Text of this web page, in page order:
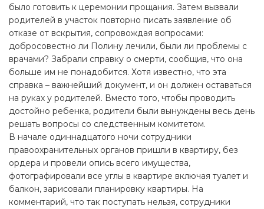
было готовить к церемонии прощания. Затем вызвали
родителей в участок повторно писать заявление об
отказе от вскрытия, сопровождая вопросами:
добросовестно ли Полину лечили, были ли проблемы с
врачами? Забрали справку о смерти, сообщив, что она
больше им не понадобится. Хотя известно, что эта
справка – важнейший документ, и он должен оставаться
на руках у родителей. Вместо того, чтобы проводить
достойно ребенка, родители были вынуждены весь день
решать вопросы со следственным комитетом.
В начале одиннадцатого ночи сотрудники
правоохранительных органов пришли в квартиру, без
ордера и провели опись всего имущества,
фотографировали все углы в квартире включая туалет и
балкон, зарисовали планировку квартиры. На
комментарий, что так поступать нельзя, сотрудники